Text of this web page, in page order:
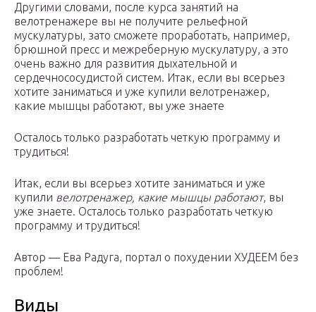
Другими словами, после курса занятий на
велотренажере вы не получите рельефной
мускулатуры, зато сможете проработать, например,
брюшной пресс и межреберную мускулатуру, а это
очень важно для развития дыхательной и
сердечнососудистой систем. Итак, если вы всерьез
хотите заниматься и уже купили велотренажер,
какие мышцы работают, вы уже знаете
Осталось только разработать четкую программу и
трудиться!
Итак, если вы всерьез хотите заниматься и уже
купили велотренажер, какие мышцы работают, вы
уже знаете. Осталось только разработать четкую
программу и трудиться!
Автор — Ева Радуга, портал о похудении ХУДЕЕМ без
проблем!
Виды